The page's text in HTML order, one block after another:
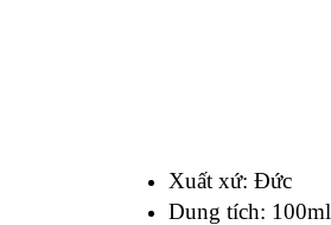
Xuất xứ: Đức
Dung tích: 100ml